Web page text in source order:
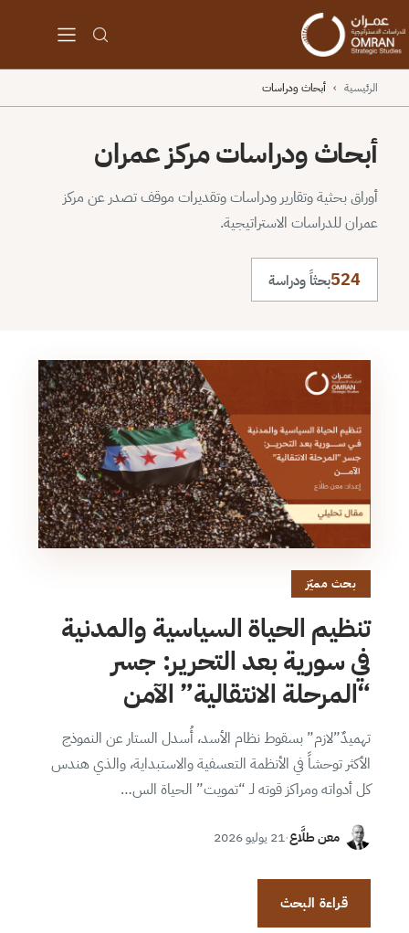
الرئيسية › أبحاث ودراسات
أبحاث ودراسات مركز عمران
أوراق بحثية وتقارير ودراسات وتقديرات موقف تصدر عن مركز
عمران للدراسات الاستراتيجية.
524بحثاً ودراسة
بحث مميّز
تنظيم الحياة السياسية والمدنية
في سورية بعد التحرير: جسر
“المرحلة الانتقالية” الآمن
تهميدٌ”لازم” بسقوط نظام الأسد، أُسدل الستار عن النموذج
الأكثر توحشاً في الأنظمة التعسفية والاستبداية، والذي هندس
كل أدواته ومراكز قوته لـ “تمويت” الحياة الس…
معن طلَّاع·21 يوليو 2026
قراءة البحث